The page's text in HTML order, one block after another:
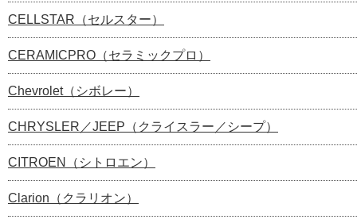
CELLSTAR（セルスター）
CERAMICPRO（セラミックプロ）
Chevrolet（シボレー）
CHRYSLER／JEEP（クライスラー／シープ）
CITROEN（シトロエン）
Clarion（クラリオン）